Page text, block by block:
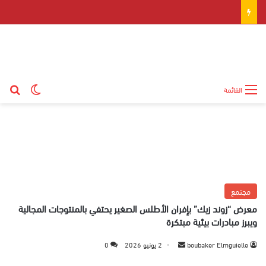
القائمة
مجتمع
معرض “زوند زيك” بإفران الأطلس الصغير يحتفي بالمنتوجات المجالية
ويبرز مبادرات بيئية مبتكرة
boubaker Elmguielle 2 يونيو 2026 0